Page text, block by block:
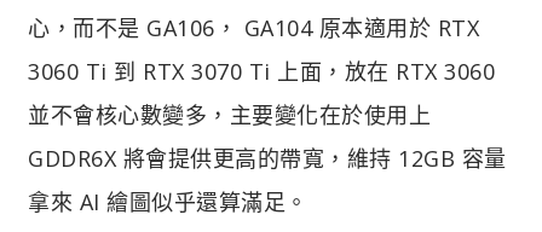
心，而不是 GA106， GA104 原本適用於 RTX
3060 Ti 到 RTX 3070 Ti 上面，放在 RTX 3060
並不會核心數變多，主要變化在於使用上
GDDR6X 將會提供更高的帶寬，維持 12GB 容量
拿來 AI 繪圖似乎還算滿足。